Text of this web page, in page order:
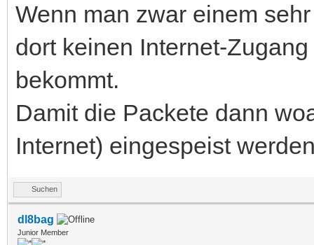
Wenn man zwar einem
dort keinen Internet-
bekommt.
Damit die Packete dann
Internet) eingespeist
Suchen
dl8bag
Junior Member